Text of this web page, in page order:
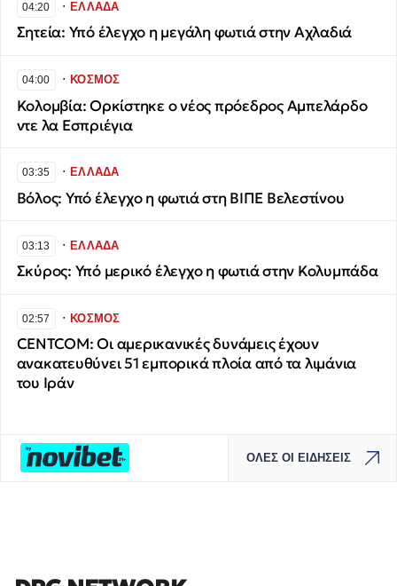
04:20 ∙ΕΛΛΑΔΑ
Σητεία: Υπό έλεγχο η μεγάλη φωτιά στην Αχλαδιά
04:00 ∙ΚΟΣΜΟΣ
Κολομβία: Ορκίστηκε ο νέος πρόεδρος Αμπελάρδο
ντε λα Εσπριέγια
03:35 ∙ΕΛΛΑΔΑ
Βόλος: Υπό έλεγχο η φωτιά στη ΒΙΠΕ Βελεστίνου
03:13 ∙ΕΛΛΑΔΑ
Σκύρος: Υπό μερικό έλεγχο η φωτιά στην Κολυμπάδα
02:57 ∙ΚΟΣΜΟΣ
CENTCOM: Οι αμερικανικές δυνάμεις έχουν
ανακατευθύνει 51 εμπορικά πλοία από τα λιμάνια
του Ιράν
ΟΛΕΣ ΟΙ ΕΙΔΗΣΕΙΣ